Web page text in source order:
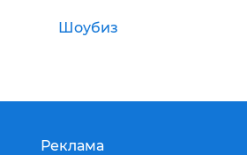
Шоубиз
Реклама